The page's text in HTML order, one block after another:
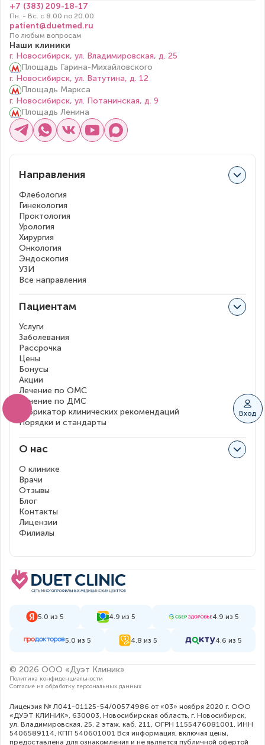
Вход
+7 (383) 209-18-17
Пн. - Вс. с 8.00 по 20.00
patient@duetmed.ru
По любым вопросам
Наши клиники
г. Новосибирск, ул. Владимировская, д. 25
Площадь Гарина-Михайловского
г. Новосибирск, ул. Ватутина, д. 12
Площадь Маркса
г. Новосибирск, ул. Потанинская, д. 9
Площадь Ленина
Направления
Флебология
Гинекология
Проктология
Урология
Хирургия
Онкология
Эндоскопия
УЗИ
Все направления
Пациентам
Услуги
Заболевания
Рассрочка
Цены
Бонусы
Акции
Лечение по ОМС
Лечение по ДМС
Рубрикатор клинических рекомендаций
Порядки и стандарты
О нас
О клинике
Врачи
Отзывы
Блог
Контакты
Лицензии
Филиалы
5.0 из 5 4.9 из 5 4.9 из 5
5.0 из 5 4.8 из 5 4.6 из 5
© 2026 ООО «Дуэт Клиник»
Политика конфиденциальности
Согласие на обработку персональных данных
Лицензия № Л041-01125-54/00574986 от «03» ноября 2020 г. ООО
«ДУЭТ КЛИНИК», 630003, Новосибирская область, г. Новосибирск,
ул. Владимировская, 25, 2 этаж, каб. 211, ОГРН 1155476081001, ИНН
5406589114, КПП 540601001 Вся информация, включая цены,
предоставлена для ознакомления и не является публичной офертой